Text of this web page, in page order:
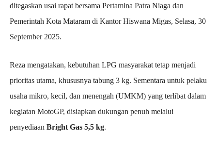
ditegaskan usai rapat bersama Pertamina Patra Niaga dan
Pemerintah Kota Mataram di Kantor Hiswana Migas, Selasa, 30
September 2025.
Reza mengatakan, kebutuhan LPG masyarakat tetap menjadi
prioritas utama, khususnya tabung 3 kg. Sementara untuk pelaku
usaha mikro, kecil, dan menengah (UMKM) yang terlibat dalam
kegiatan MotoGP, disiapkan dukungan penuh melalui
penyediaan Bright Gas 5,5 kg.